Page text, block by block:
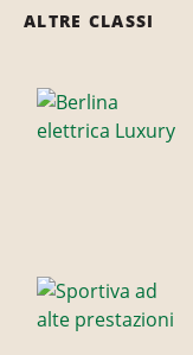
ALTRE CLASSI